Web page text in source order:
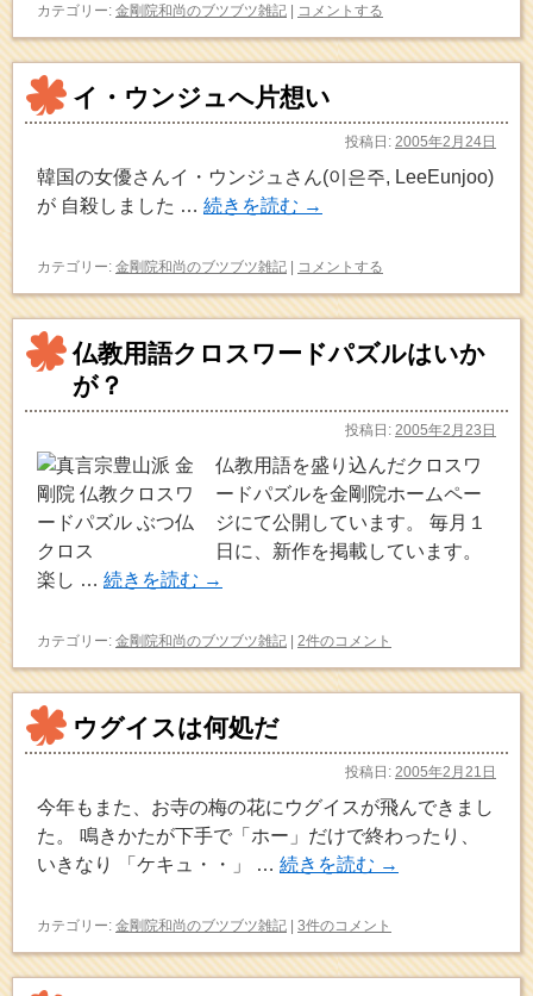
カテゴリー: 金剛院和尚のブツブツ雑記 | コメントする
イ・ウンジュへ片想い
投稿日: 2005年2月24日
韓国の女優さんイ・ウンジュさん(이은주, LeeEunjoo)
が 自殺しました … 続きを読む →
カテゴリー: 金剛院和尚のブツブツ雑記 | コメントする
仏教用語クロスワードパズルはいか
が？
投稿日: 2005年2月23日
仏教用語を盛り込んだクロスワ
ードパズルを金剛院ホームペー
ジにて公開しています。 毎月１
日に、新作を掲載しています。
楽し … 続きを読む →
カテゴリー: 金剛院和尚のブツブツ雑記 | 2件のコメント
ウグイスは何処だ
投稿日: 2005年2月21日
今年もまた、お寺の梅の花にウグイスが飛んできまし
た。 鳴きかたが下手で「ホー」だけで終わったり、
いきなり 「ケキュ・・」 … 続きを読む →
カテゴリー: 金剛院和尚のブツブツ雑記 | 3件のコメント